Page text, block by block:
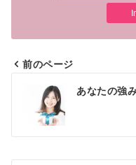
ビ
前のページ
あなたの強